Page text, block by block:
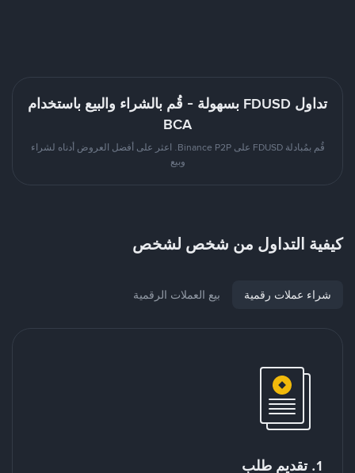
تداول FDUSD بسهولة - قُم بالشراء والبيع باستخدام
BCA
قُم بمُبادلة FDUSD على Binance P2P. اعثر على أفضل العروض أدناه لشراء
وبيع
كيفية التداول من شخص لشخص
شراء عملات رقمية بيع العملات الرقمية
1. تقديم طلب